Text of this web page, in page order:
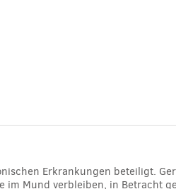
Erkrankungen beteiligt.
Mund verbleiben, in Betracht